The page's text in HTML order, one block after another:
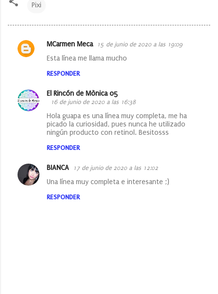
Pixi
C
e
n
o
MCarmen Meca 15 de junio de 2020 a las 19:09
Esta línea me llama mucho
RESPONDER
El Rincón de Mònica 05
16 de junio de 2020 a las 16:38
Hola guapa es una línea muy completa, me ha
picado la curiosidad, pues nunca he utilizado
ningún producto con retinol. Besitosss
RESPONDER
BIANCA 17 de junio de 2020 a las 12:02
Una línea muy completa e interesante ;)
RESPONDER